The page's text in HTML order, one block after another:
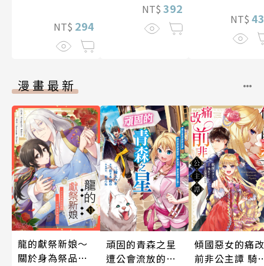
NT$ 294
NT$ 392
NT$
漫畫最新
龍的獻祭新娘～
關於身為祭品的
頑固的青森之星
遭公會流放的法
傾國惡女的痛改
前非公主譚 騎